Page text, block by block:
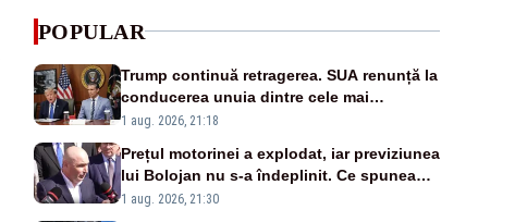
POPULAR
Trump continuă retragerea. SUA renunță la
conducerea unuia dintre cele mai
importante programe militare pentru
1 aug. 2026, 21:18
Prețul motorinei a explodat, iar previziunea
lui Bolojan nu s-a îndeplinit. Ce spunea
premierul demis în urmă cu doar o lună
1 aug. 2026, 21:30